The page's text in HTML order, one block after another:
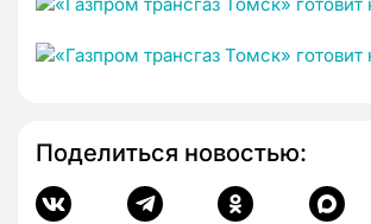
Поделиться новостью: